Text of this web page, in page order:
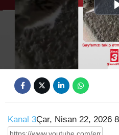
Kanal 3Çar, Nisan 22, 2026